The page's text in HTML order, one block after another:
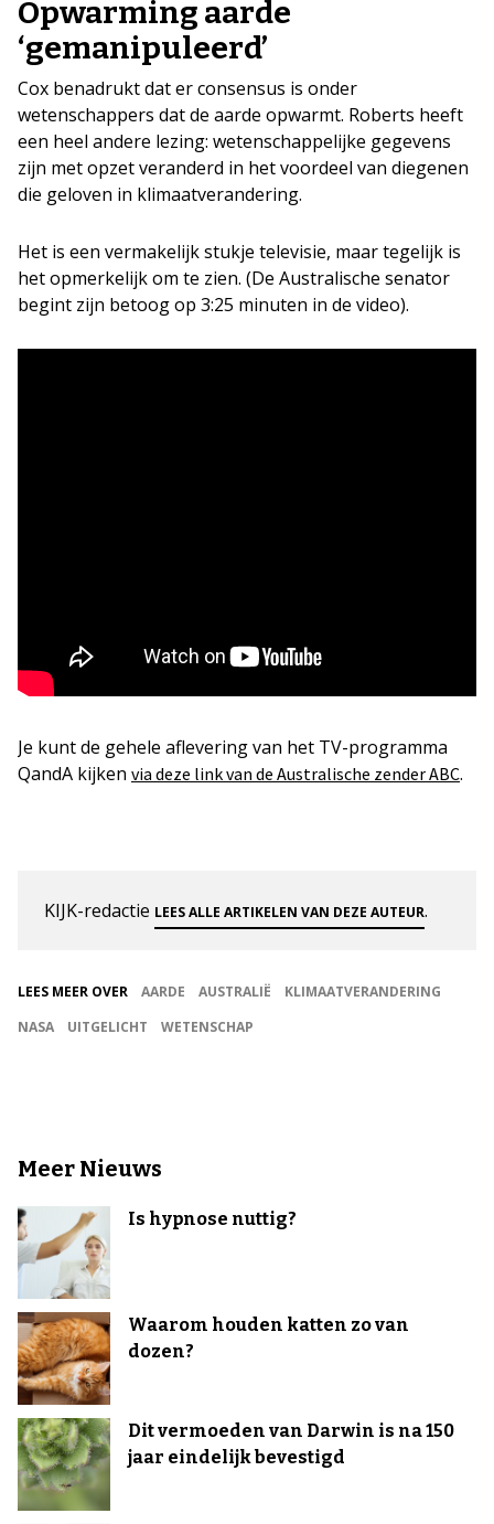
Opwarming aarde
‘gemanipuleerd’
Cox benadrukt dat er consensus is onder
wetenschappers dat de aarde opwarmt. Roberts heeft
een heel andere lezing: wetenschappelijke gegevens
zijn met opzet veranderd in het voordeel van diegenen
die geloven in klimaatverandering.
Het is een vermakelijk stukje televisie, maar tegelijk is
het opmerkelijk om te zien. (De Australische senator
begint zijn betoog op 3:25 minuten in de video).
Je kunt de gehele aflevering van het TV-programma
QandA kijken via deze link van de Australische zender ABC.
KIJK-redactie LEES ALLE ARTIKELEN VAN DEZE AUTEUR.
LEES MEER OVER AARDE AUSTRALIË
KLIMAATVERANDERING
NASA
UITGELICHT WETENSCHAP
Meer Nieuws
Is hypnose nuttig?
Waarom houden katten zo van
dozen?
Dit vermoeden van Darwin is na 150
jaar eindelijk bevestigd